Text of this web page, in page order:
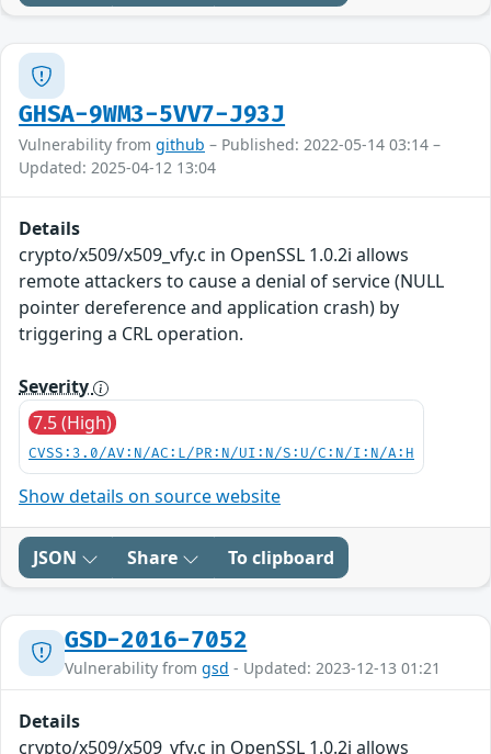
GHSA-9WM3-5VV7-J93J
Vulnerability from github – Published: 2022-05-14 03:14 –
Updated: 2025-04-12 13:04
Details
crypto/x509/x509_vfy.c in OpenSSL 1.0.2i allows
remote attackers to cause a denial of service (NULL
pointer dereference and application crash) by
triggering a CRL operation.
Severity
7.5 (High)
CVSS:3.0/AV:N/AC:L/PR:N/UI:N/S:U/C:N/I:N/A:H
Show details on source website
JSON Share To clipboard
GSD-2016-7052
Vulnerability from gsd - Updated: 2023-12-13 01:21
Details
crypto/x509/x509_vfy.c in OpenSSL 1.0.2i allows